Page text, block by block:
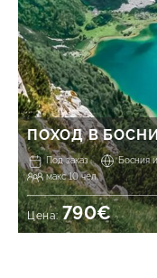
ПОХОД В
Под заказ Босния
макс 10 чел.
Цена:790€